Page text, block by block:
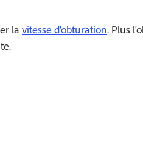
la vitesse d'obturation. Plus